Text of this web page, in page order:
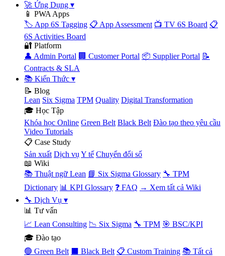
🚀 Ứng Dụng ▾
📱 PWA Apps
🏷️ App 6S Tagging 📋 App Assessment 📺 TV 6S Board 📋
6S Activities Board
🔐 Platform
👤 Admin Portal 🏢 Customer Portal 📦 Supplier Portal 📝
Contracts & SLA
📚 Kiến Thức ▾
📝 Blog
Lean Six Sigma TPM Quality Digital Transformation
🎓 Học Tập
Khóa học Online Green Belt Black Belt Đào tạo theo yêu cầu
Video Tutorials
📋 Case Study
Sản xuất Dịch vụ Y tế Chuyển đổi số
📖 Wiki
📚 Thuật ngữ Lean 📘 Six Sigma Glossary 🔧 TPM
Dictionary 📊 KPI Glossary ❓ FAQ → Xem tất cả Wiki
🔧 Dịch Vụ ▾
📊 Tư vấn
📈 Lean Consulting 📉 Six Sigma 🔧 TPM 🎯 BSC/KPI
🎓 Đào tạo
🟢 Green Belt
⬛ Black Belt 📋 Custom Training 📚 Tất cả